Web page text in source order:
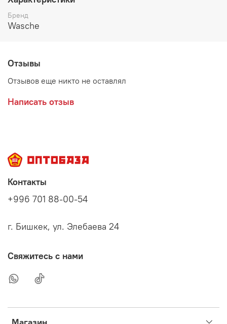
Wasche не раздражает чувствительную кожу рук и не
вызывает аллергических реакций.
Бренд
Wasche
Отзывы
Отзывов еще никто не оставлял
Написать отзыв
Контакты
+996 701 88-00-54
г. Бишкек, ул. Элебаева 24
Свяжитесь с нами